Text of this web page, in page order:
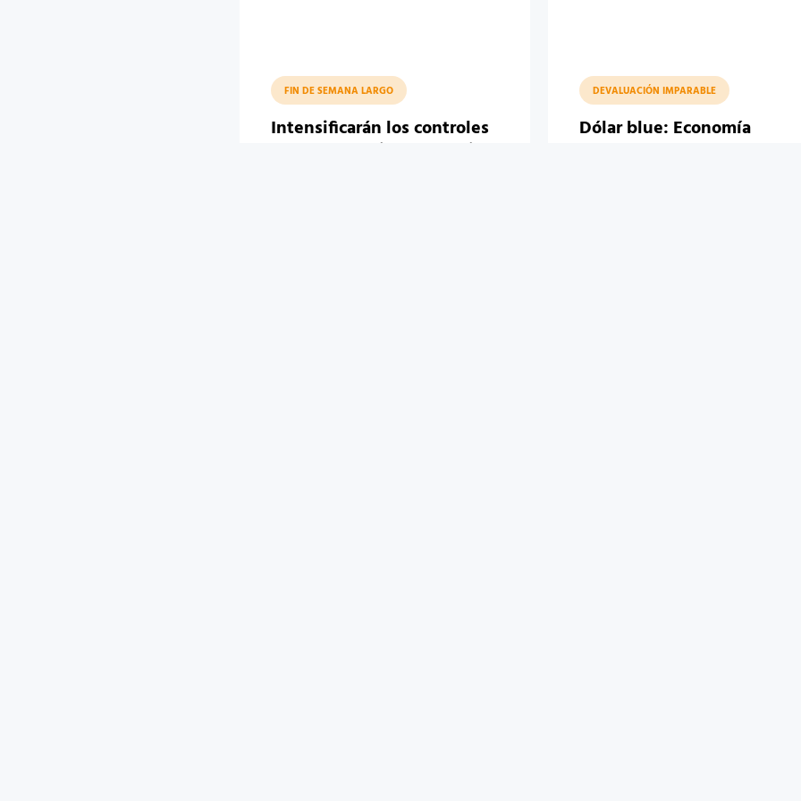
FIN DE SEMANA LARGO
Intensificarán los controles
para los festejos por Navidad
DEVALUACIÓN IMPARABLE
Dólar blue: Economía